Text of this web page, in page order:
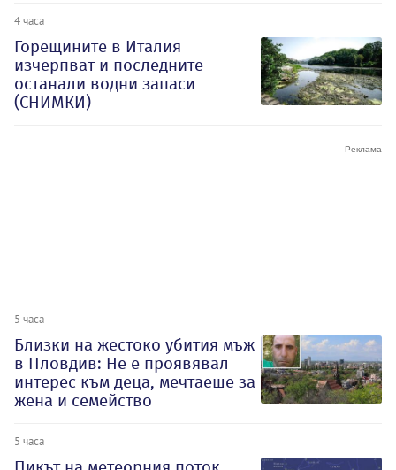
4 часа
Горещините в Италия
изчерпват и последните
останали водни запаси
(СНИМКИ)
5 часа
Близки на жестоко убития мъж
в Пловдив: Не е проявявал
интерес към деца, мечтаеше за
жена и семейство
5 часа